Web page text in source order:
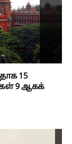
15
9 ஆகக்